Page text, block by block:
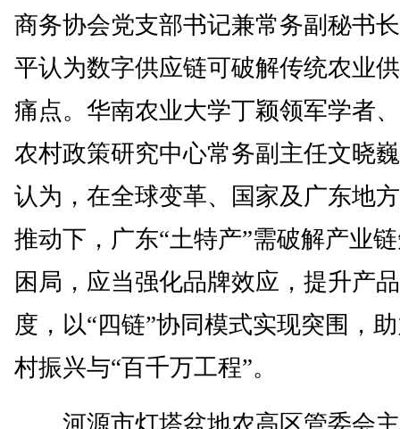
商务协会党支部书记兼常务副秘书
平认为数字供应链可破解传统农业
痛点。华南农业大学丁颖领军学者
农村政策研究中心常务副主任文晓
认为，在全球变革、国家及广东地
推动下，广东“土特产”需破解产业
困局，应当强化品牌效应，提升产
度，以“四链”协同模式实现突围，
村振兴与“百千万工程”。
河源市灯塔盆地农高区管委会